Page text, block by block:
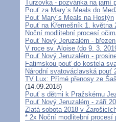
Turzovka - pozvánka na
Pouť za Mary´s Meals do
Pouť Mary´s Meals na Hostýn
Pouť na Křemešník 1. května
Noční modlitební procesí
Pouť Nový Jeruzalém -
V roce sv. Aloise (do 9. 3.
Pouť Nový Jeruzalém -
Fatimskou pouť do kostela
Národní svatováclavská pouť
TV Lux: Přímé přenosy ze
(14.09.2018)
Pouť s dětmi k Pražskému
Pouť Nový Jeruzalém - září
Zlatá sobota 2018 v
* 2x Noční modlitební